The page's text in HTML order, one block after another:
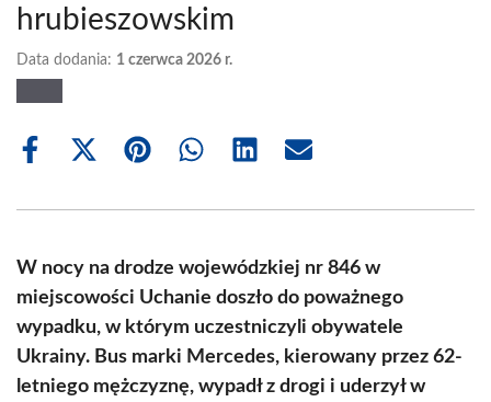
hrubieszowskim
Data dodania: 1 czerwca 2026 r.
Share
Share
(Twitter)
Share Share Share Share
W nocy na drodze wojewódzkiej nr 846 w
miejscowości Uchanie doszło do poważnego
wypadku, w którym uczestniczyli obywatele
Ukrainy. Bus marki Mercedes, kierowany przez 62-
letniego mężczyznę, wypadł z drogi i uderzył w